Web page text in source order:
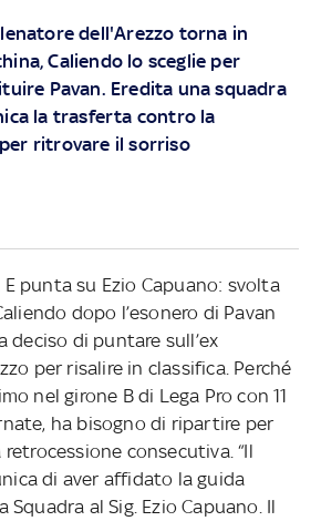
dell'Arezzo torna in
Caliendo lo sceglie per
Pavan. Eredita una squadra
la trasferta contro la
ritrovare il sorriso
punta su Ezio Capuano: svolta
dopo l’esonero di Pavan
deciso di puntare sull’ex
per risalire in classifica. Perché
nel girone B di Lega Pro con 11
ha bisogno di ripartire per
consecutiva. “Il
di aver affidato la guida
Squadra al Sig. Ezio Capuano. Il